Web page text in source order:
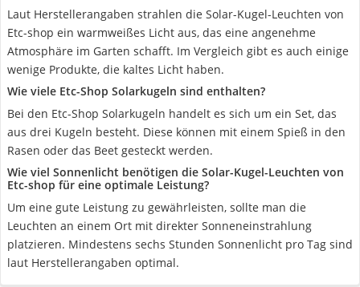
Laut Herstellerangaben strahlen die Solar-Kugel-Leuchten von
Etc-shop ein warmweißes Licht aus, das eine angenehme
Atmosphäre im Garten schafft. Im Vergleich gibt es auch einige
wenige Produkte, die kaltes Licht haben.
Wie viele Etc-Shop Solarkugeln sind enthalten?
Bei den Etc-Shop Solarkugeln handelt es sich um ein Set, das
aus drei Kugeln besteht. Diese können mit einem Spieß in den
Rasen oder das Beet gesteckt werden.
Wie viel Sonnenlicht benötigen die Solar-Kugel-Leuchten von
Etc-shop für eine optimale Leistung?
Um eine gute Leistung zu gewährleisten, sollte man die
Leuchten an einem Ort mit direkter Sonneneinstrahlung
platzieren. Mindestens sechs Stunden Sonnenlicht pro Tag sind
laut Herstellerangaben optimal.